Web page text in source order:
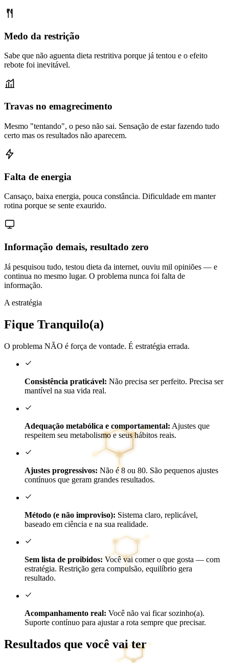
Medo da restrição
Sabe que não aguenta dieta restritiva porque já tentou e o efeito
rebote foi inevitável.
Travas no emagrecimento
Mesmo "tentando", o peso não sai. Sensação de estar fazendo tudo
certo mas os resultados não aparecem.
Falta de energia
Cansaço, baixa energia, pouca constância. Dificuldade em manter
rotina porque se sente exaurido.
Informação demais, resultado zero
Já pesquisou tudo, testou dieta da internet, ouviu mil opiniões — e
continua no mesmo lugar. O problema nunca foi falta de
informação.
A estratégia
Fique Tranquilo(a)
O problema NÃO é força de vontade. É estratégia errada.
Consistência praticável: Não precisa ser perfeito. Precisa ser
mantível na sua vida real.
Adequação metabólica e comportamental: Ajustes que
respeitem seu metabolismo e seus hábitos reais.
Ajustes progressivos: Não é 8 ou 80. São pequenos ajustes
contínuos que geram grandes resultados.
Método (e não improviso): Sistema claro, replicável,
baseado em ciência e na sua realidade.
Sem lista de proibidos: Você vai comer o que gosta — com
estratégia. Restrição gera compulsão, equilíbrio gera
resultado.
Acompanhamento real: Você não vai ficar sozinho(a).
Suporte contínuo para ajustar a rota sempre que precisar.
Resultados que você vai ter